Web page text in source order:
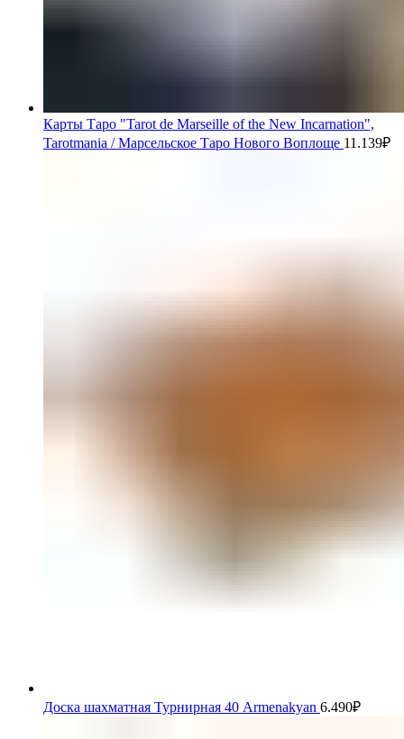
Карты Таро "Tarot de Marseille of the New Incarnation",
Tarotmania / Марсельское Таро Нового Воплоще 11.139₽
Доска шахматная Турнирная 40 Armenakyan 6.490₽